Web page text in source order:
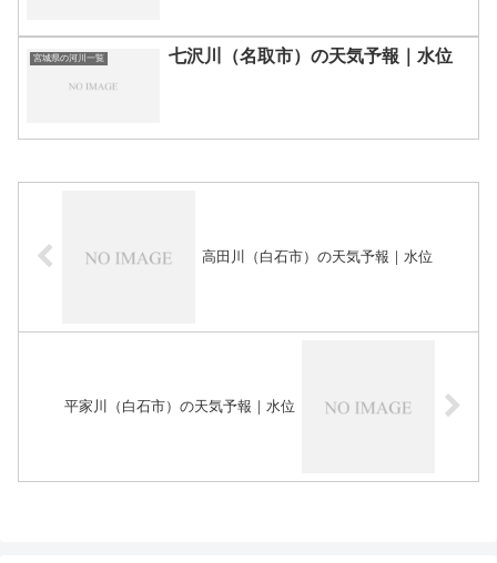
宮城県の河川一覧 七沢川（名取市）の天気予報｜水位
高田川（白石市）の天気予報｜水位
平家川（白石市）の天気予報｜水位